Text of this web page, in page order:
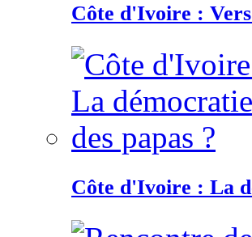
Côte d'Ivoire :
Côte d'Ivoire : La